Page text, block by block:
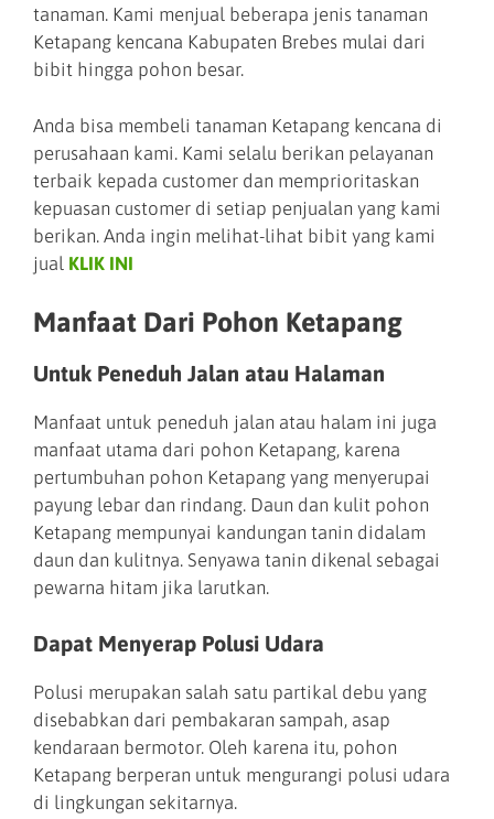
tanaman. Kami menjual beberapa jenis tanaman
Ketapang kencana Kabupaten Brebes mulai dari
bibit hingga pohon besar.
Anda bisa membeli tanaman Ketapang kencana di
perusahaan kami. Kami selalu berikan pelayanan
terbaik kepada customer dan memprioritaskan
kepuasan customer di setiap penjualan yang kami
berikan. Anda ingin melihat-lihat bibit yang kami
jual KLIK INI
Manfaat Dari Pohon Ketapang
Untuk Peneduh Jalan atau Halaman
Manfaat untuk peneduh jalan atau halam ini juga
manfaat utama dari pohon Ketapang, karena
pertumbuhan pohon Ketapang yang menyerupai
payung lebar dan rindang. Daun dan kulit pohon
Ketapang mempunyai kandungan tanin didalam
daun dan kulitnya. Senyawa tanin dikenal sebagai
pewarna hitam jika larutkan.
Dapat Menyerap Polusi Udara
Polusi merupakan salah satu partikal debu yang
disebabkan dari pembakaran sampah, asap
kendaraan bermotor. Oleh karena itu, pohon
Ketapang berperan untuk mengurangi polusi udara
di lingkungan sekitarnya.